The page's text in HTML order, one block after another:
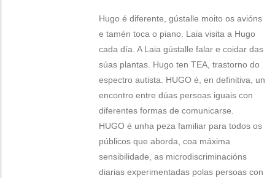
Hugo é diferente, gústalle moito os avións
e tamén toca o piano. Laia visita a Hugo
cada día. A Laia gústalle falar e coidar das
súas plantas. Hugo ten TEA, trastorno do
espectro autista. HUGO é, en definitiva, un
encontro entre dúas persoas iguais con
diferentes formas de comunicarse.
HUGO é unha peza familiar para todos os
públicos que aborda, coa máxima
sensibilidade, as microdiscriminacións
diarias experimentadas polas persoas con